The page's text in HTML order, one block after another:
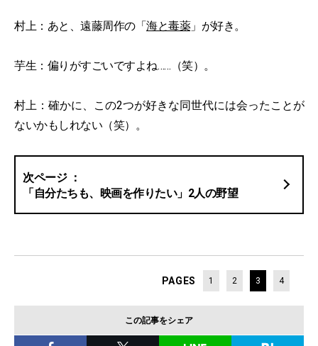
村上：あと、遠藤周作の「海と毒薬」が好き。
芋生：偏りがすごいですよね……（笑）。
村上：確かに、この2つが好きな同世代には会ったことが
ないかもしれない（笑）。
「自分たちも、映画を作りたい」2人の野望
PAGES 1 2 3 4
この記事をシェア